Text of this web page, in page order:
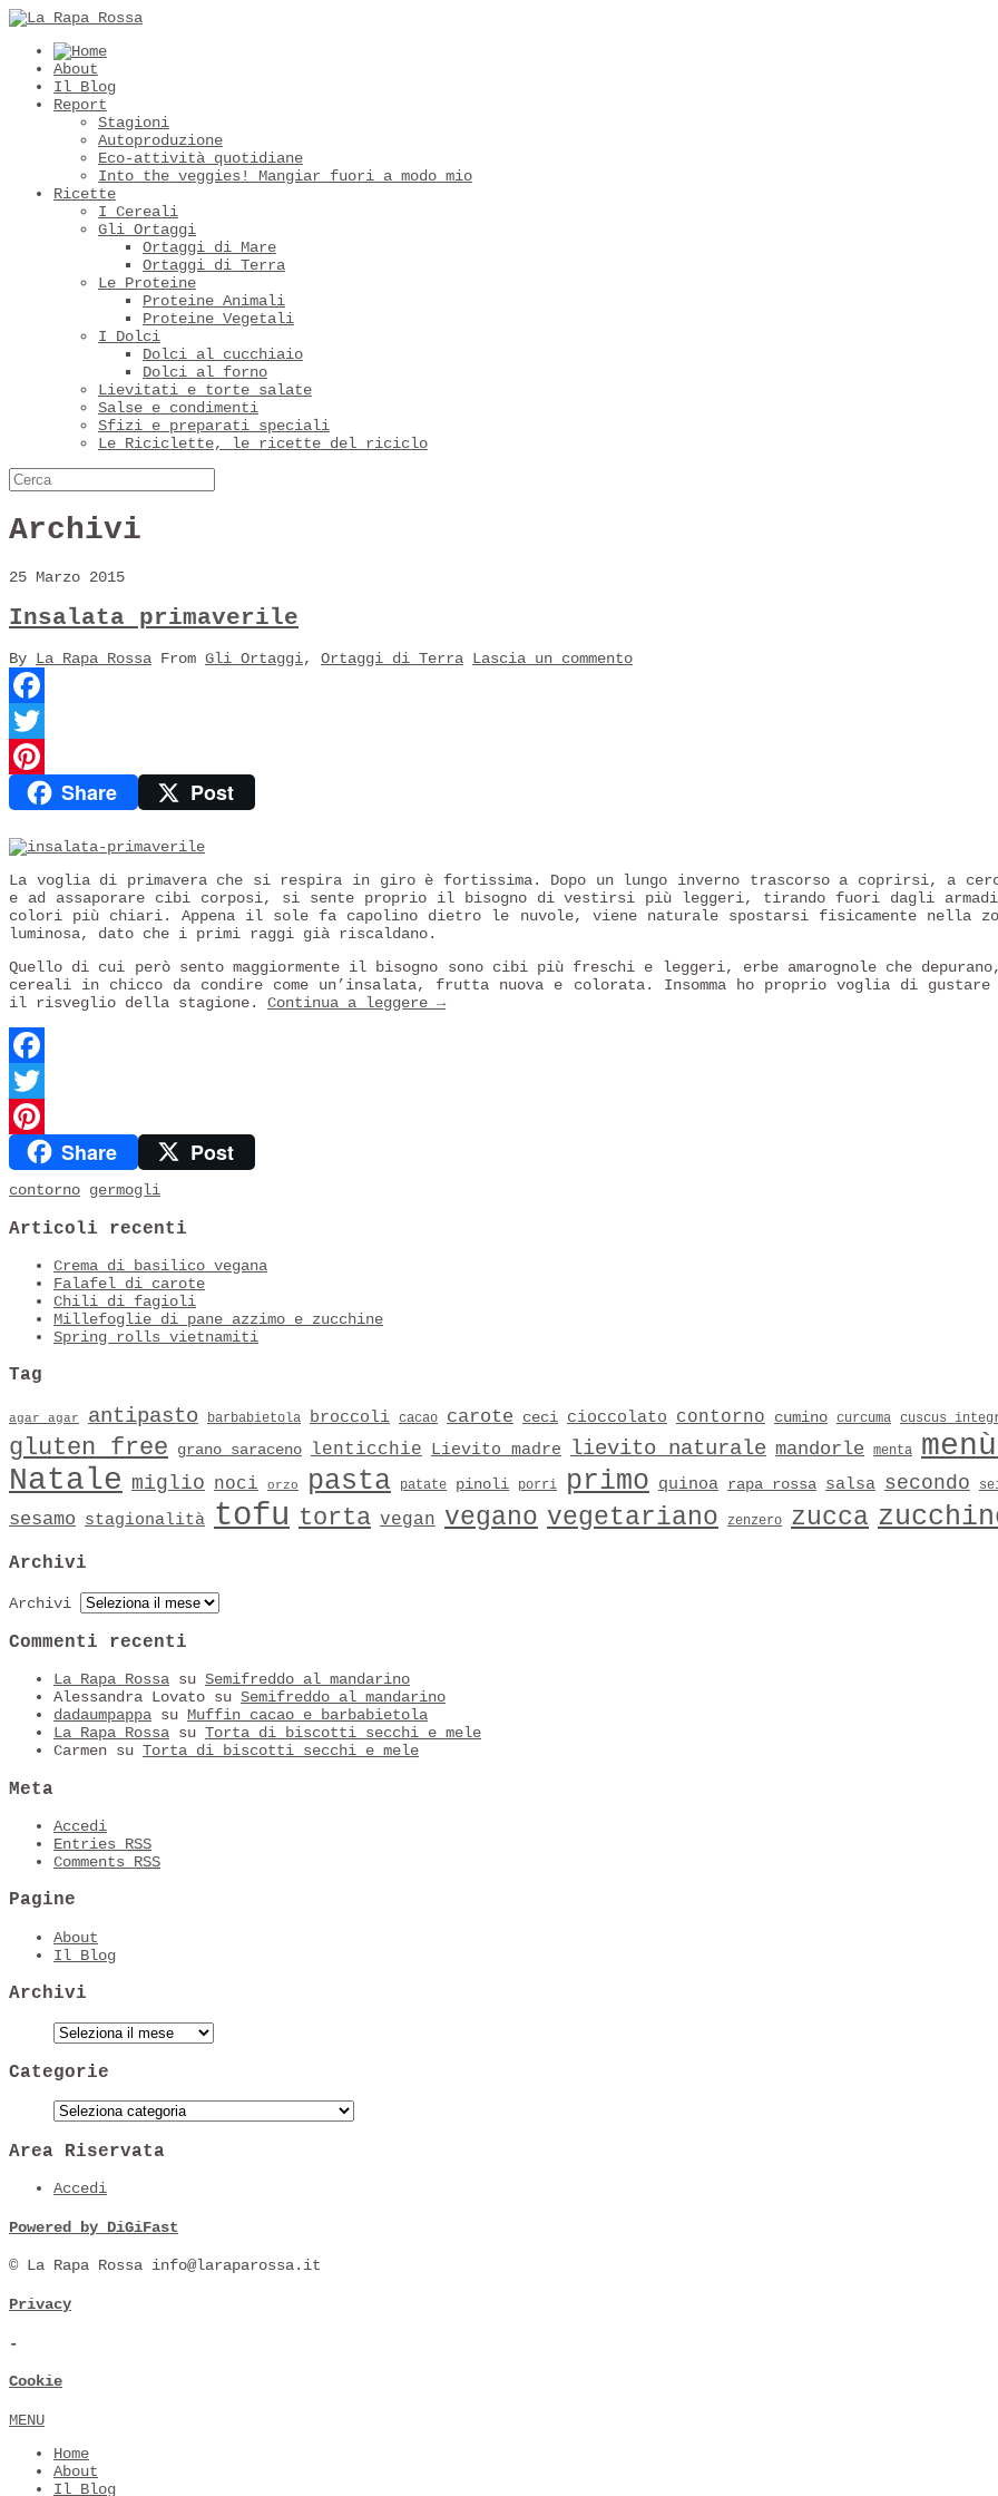
About
Il Blog
Report
Stagioni
Autoproduzione
Eco-attività quotidiane
Into the veggies! Mangiar fuori a modo mio
Ricette
I Cereali
Gli Ortaggi
Ortaggi di Mare
Ortaggi di Terra
Le Proteine
Proteine Animali
Proteine Vegetali
I Dolci
Dolci al cucchiaio
Dolci al forno
Lievitati e torte salate
Salse e condimenti
Sfizi e preparati speciali
Le Riciclette, le ricette del riciclo
Archivi
25 Marzo 2015
Insalata primaverile
By La Rapa Rossa From Gli Ortaggi, Ortaggi di Terra Lascia un commento
Facebook
Twitter
PinterestShare Post
La voglia di primavera che si respira in giro è fortissima. Dopo un lungo inverno trascorso a coprirsi, a
e ad assaporare cibi corposi, si sente proprio il bisogno di vestirsi più leggeri, tirando fuori dagli
colori più chiari. Appena il sole fa capolino dietro le nuvole, viene naturale spostarsi fisicamente nella
luminosa, dato che i primi raggi già riscaldano.
Quello di cui però sento maggiormente il bisogno sono cibi più freschi e leggeri, erbe amarognole che
cereali in chicco da condire come un’insalata, frutta nuova e colorata. Insomma ho proprio voglia di
il risveglio della stagione. Continua a leggere →
Facebook
Twitter
PinterestShare Post
contorno germogli
Articoli recenti
Crema di basilico vegana
Falafel di carote
Chili di fagioli
Millefoglie di pane azzimo e zucchine
Spring rolls vietnamiti
Tag
agar agar antipasto barbabietola broccoli cacao carote ceci cioccolato contorno cumino curcuma cuscus
gluten free grano saraceno lenticchie Lievito madre lievito naturale mandorle menta
Natale miglio noci orzo pasta patate pinoli porri primo quinoa rapa rossa salsa secondo
sesamo
stagionalità tofu torta vegan vegano vegetariano zenzero zucca
Archivi
Archivi
Commenti recenti
La Rapa Rossa su Semifreddo al mandarino
Alessandra Lovato su Semifreddo al mandarino
dadaumpappa su Muffin cacao e barbabietola
La Rapa Rossa su Torta di biscotti secchi e mele
Carmen su Torta di biscotti secchi e mele
Meta
Accedi
Entries RSS
Comments RSS
Pagine
About
Il Blog
Archivi
Categorie
Area Riservata
Accedi
Powered by DiGiFast
© La Rapa Rossa info@laraparossa.it
Privacy
-
Cookie
MENU
Home
About
Il Blog